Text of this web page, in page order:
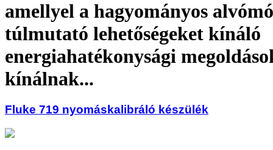
amellyel a hagyományos
túlmutató lehetőségeket kínáló
energiahatékonysági
kínálnak...
Fluke 719 nyomáskalibráló készülék